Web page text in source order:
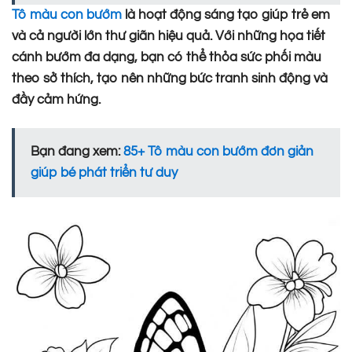
Tô màu con bướm là hoạt động sáng tạo giúp trẻ em
và cả người lớn thư giãn hiệu quả. Với những họa tiết
cánh bướm đa dạng, bạn có thể thỏa sức phối màu
theo sở thích, tạo nên những bức tranh sinh động và
đầy cảm hứng.
Bạn đang xem:85+ Tô màu con bướm đơn giản
giúp bé phát triển tư duy